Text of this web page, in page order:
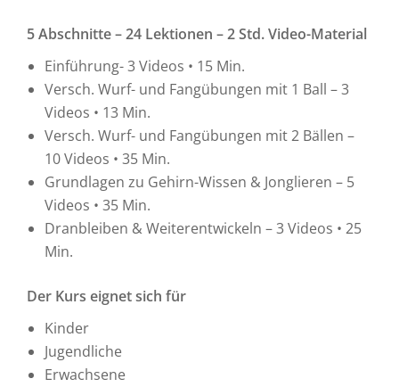
5 Abschnitte – 24 Lektionen – 2 Std. Video-Material
Einführung- 3 Videos • 15 Min.
Versch. Wurf- und Fangübungen mit 1 Ball – 3
Videos • 13 Min.
Versch. Wurf- und Fangübungen mit 2 Bällen –
10 Videos • 35 Min.
Grundlagen zu Gehirn-Wissen & Jonglieren – 5
Videos • 35 Min.
Dranbleiben & Weiterentwickeln – 3 Videos • 25
Min.
Der Kurs eignet sich für
Kinder
Jugendliche
Erwachsene